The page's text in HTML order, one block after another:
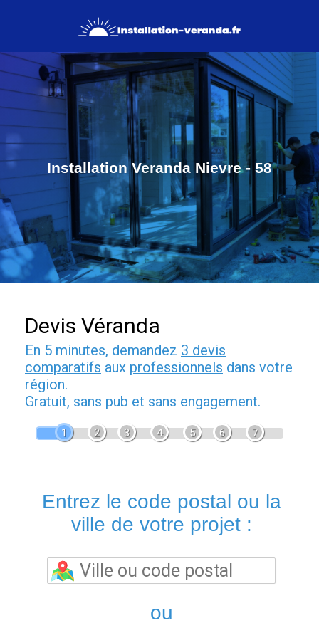
Installation Veranda Nievre - 58
Devis Véranda
En 5 minutes, demandez 3 devis
comparatifs aux professionnels dans votre
région.
Gratuit, sans pub et sans engagement.
1 2 3 4 5 6 7
Entrez le code postal ou la
ville de votre projet :
ou